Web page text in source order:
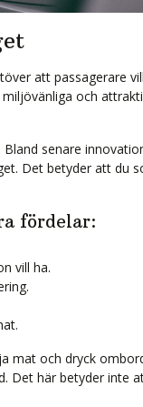
att passagerare
och
senare
Det betyder att du
fördelar:
vill ha.
mat och dryck
Det här betyder inte